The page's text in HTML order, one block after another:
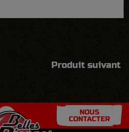
Produit suivant
NOUS
CONTACTER